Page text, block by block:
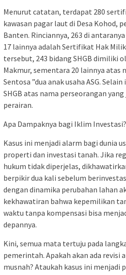
Menurut catatan, terdapat 280
kawasan pagar laut di Desa Kohod,
Banten. Rinciannya, 263 di
17 lainnya adalah Sertifikat Hak
tersebut, 243 bidang SHGB dimiliki
Makmur, sementara 20 lainnya atas
Sentosa ”dua anak usaha ASG.
SHGB atas nama perseorangan
perairan.
Apa Dampaknya bagi Iklim Investasi?
Kasus ini menjadi alarm bagi dunia
properti dan investasi tanah. Jika
hukum tidak diperjelas,
berpikir dua kali sebelum
dengan dinamika perubahan lahan
kekhawatiran bahwa kepemilikan
waktu tanpa kompensasi bisa
depannya.
Kini, semua mata tertuju pada
pemerintah. Apakah akan ada
musnah? Ataukah kasus ini menjadi